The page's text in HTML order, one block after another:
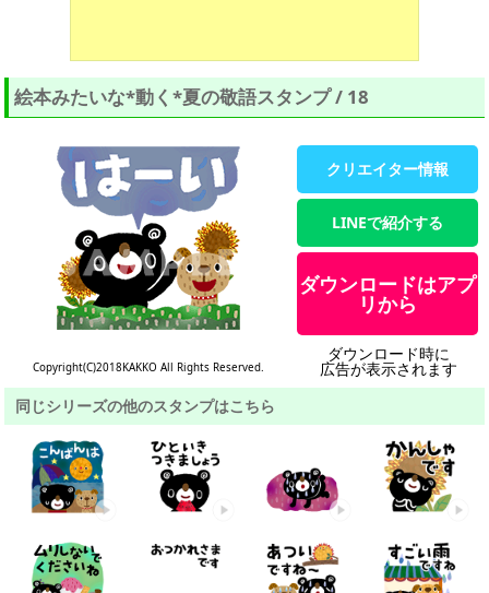
絵本みたいな*動く*夏の敬語スタンプ / 18
Copyright(C)2018KAKKO All Rights Reserved.
クリエイター情報
LINEで紹介する
ダウンロードはアプ
リから
ダウンロード時に
広告が表示されます
同じシリーズの他のスタンプはこちら